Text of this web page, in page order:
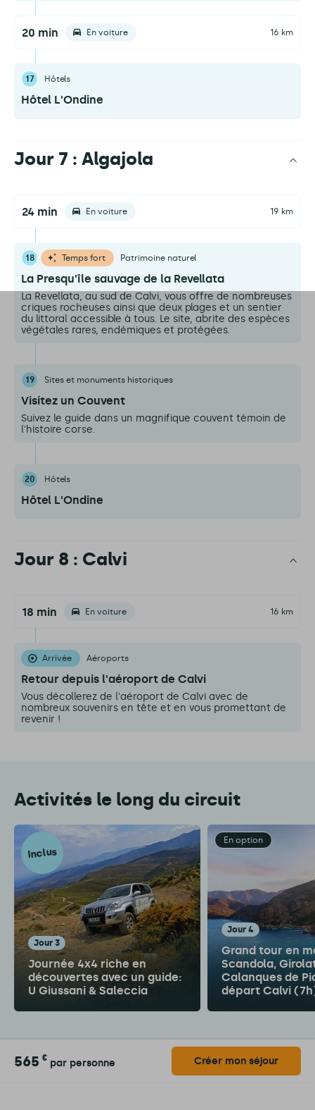
20 min En voiture 16 km
17 Hôtels
Hôtel L'Ondine
Jour 7 : Algajola
24 min En voiture 19 km
18 Temps fort Patrimoine naturel
La Presqu'île sauvage de la Revellata
La Revellata, au sud de Calvi, vous offre de nombreuses
criques rocheuses ainsi que deux plages et un sentier
du littoral accessible à tous. Le site, abrite des espèces
végétales rares, endémiques et protégées.
19 Sites et monuments historiques
Visitez un Couvent
Suivez le guide dans un magnifique couvent témoin de
l'histoire corse.
20 Hôtels
Hôtel L'Ondine
Jour 8 : Calvi
18 min En voiture 16 km
Arrivée Aéroports
Retour depuis l'aéroport de Calvi
Vous décollerez de l'aéroport de Calvi avec de
nombreux souvenirs en tête et en vous promettant de
revenir !
Activités le long du circuit
Inclus
jour 3
Journée 4x4 riche en
découvertes avec un guide:
U Giussani & Saleccia
En option
jour 4
Grand tour en
Scandola,
Calanques de
départ Calvi
565 € par personne Créer mon séjour